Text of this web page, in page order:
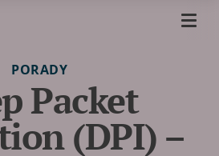
PORADY
Packet
(DPI) –